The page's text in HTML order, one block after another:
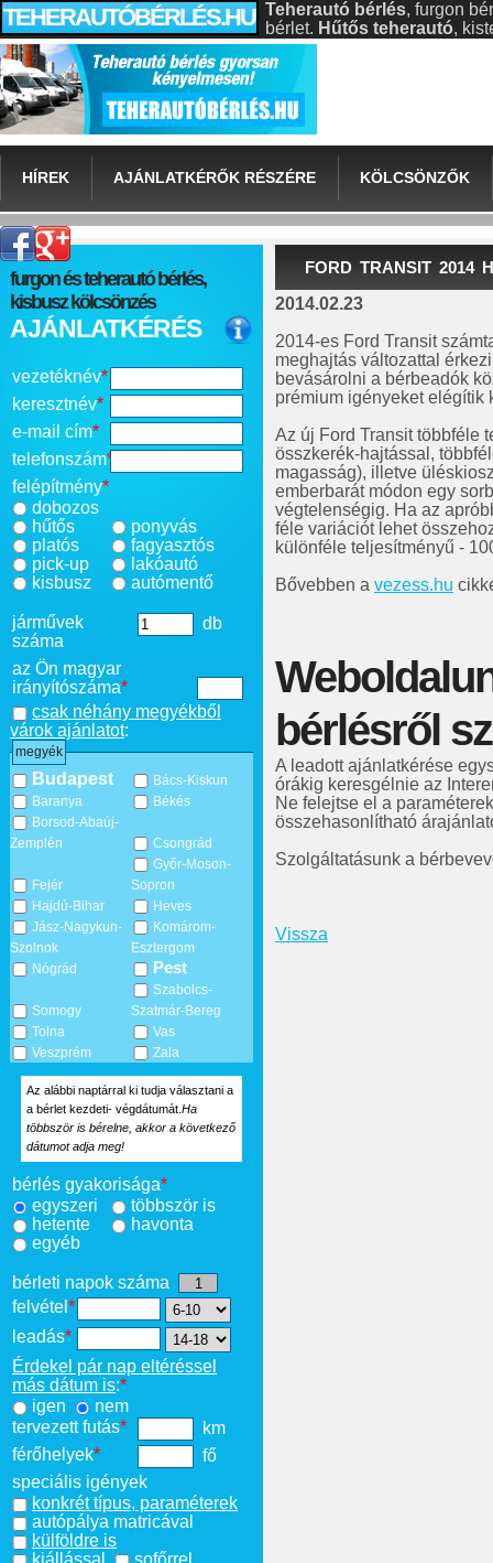
TEHERAUTÓBÉRLÉS.HU Teherautó bérlés, furgon
bérlet. Hűtős teherautó,
HÍREK AJÁNLATKÉRŐK RÉSZÉRE KÖLCSÖNZŐK
furgon és teherautó bérlés,
kisbusz kölcsönzés
AJÁNLATKÉRÉS
vezetéknév*
keresztnév*
e-mail cím*
telefonszám*
felépítmény*
dobozos
hűtős
platós
pick-up
kisbusz
ponyvás
fagyasztós
lakóautó
autómentő
járművek
száma
db
az Ön magyar
irányítószáma*
csak néhány megyékből
várok ajánlatot:
megyék
Budapest
Bács-Kiskun
Baranya
Békés
Borsod-Abaúj-
Zemplén
Csongrád
Fejér
Győr-Moson-
Sopron
Hajdú-Bihar
Heves
Jász-Nagykun-
Szolnok
Komárom-
Esztergom
Nógrád
Pest
Somogy
Szabolcs-
Szatmár-Bereg
Tolna
Vas
Veszprém
Zala
Az alábbi naptárral ki tudja választani a
a bérlet kezdeti- végdátumát. Ha
többször is bérelne, akkor a következő
dátumot adja meg!
bérlés gyakorisága*
egyszeri
többször is
hetente
havonta
egyéb
bérleti napok száma
felvétel *
leadás*
Érdekel pár nap eltéréssel
más dátum is:*
igen
nem
tervezett futás*
km
férőhelyek*
fő
speciális igények
konkrét típus, paraméterek
autópálya matricával
külföldre is
FORD TRANSIT 2014
2014.02.23
2014-es Ford Transit
meghajtás változattal
bevásárolni a bérbeadók
prémium igényeket elégítik
Az új Ford Transit többféle
összkerék-hajtással,
magasság), illetve
emberbarát módon egy
végtelenségig. Ha az
féle variációt lehet
különféle teljesítményű -
Bővebben a vezess.hu
bérlésről
A leadott ajánlatkérése
órákig keresgélnie az
Ne felejtse el a
összehasonlítható
Szolgáltatásunk a
Vissza